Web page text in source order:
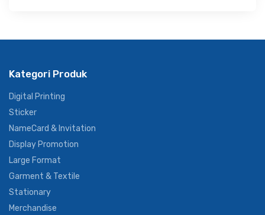
Kategori Produk
Digital Printing
Sticker
NameCard & Invitation
Display Promotion
Large Format
Garment & Textile
Stationary
Merchandise